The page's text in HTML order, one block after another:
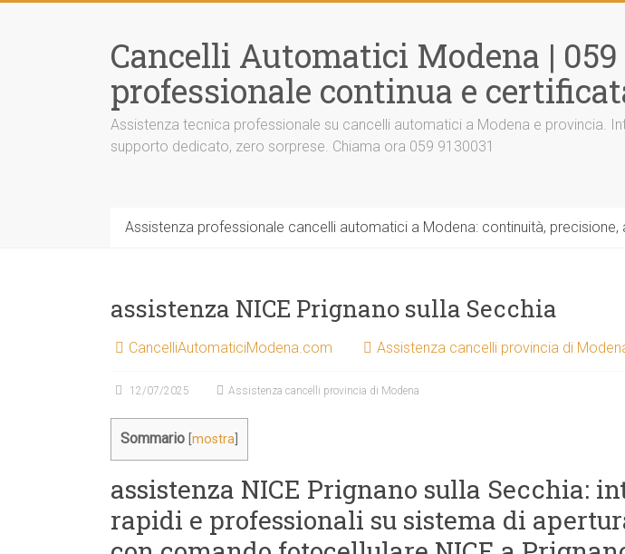
Cancelli Automatici Modena | 059
professionale continua e
Assistenza tecnica professionale su cancelli automatici a Modena e provincia.
supporto dedicato, zero sorprese. Chiama ora 059 9130031
Assistenza professionale cancelli automatici a Modena: continuità,
assistenza NICE Prignano sulla Secchia
CancelliAutomaticiModena.com Assistenza cancelli provincia di
12/07/2025 Assistenza cancelli provincia di Modena
Sommario mostra
assistenza NICE Prignano sulla Secchia:
rapidi e professionali su sistema di